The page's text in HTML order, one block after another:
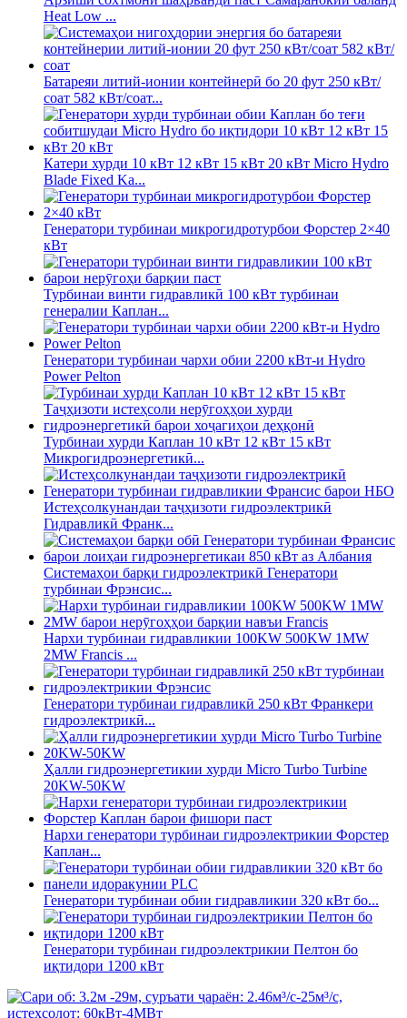
Heat Low ...
Батареяи литий-ионии контейнерӣ бо 20 фут 250 кВт/
соат 582 кВт/соат...
Катери хурди 10 кВт 12 кВт 15 кВт 20 кВт Micro Hydro
Blade Fixed Ka...
Генератори турбинаи микрогидротурбои Форстер 2×40
кВт
Турбинаи винти гидравликӣ 100 кВт турбинаи
генералии Каплан...
Генератори турбинаи чархи обии 2200 кВт-и Hydro
Power Pelton
Турбинаи хурди Каплан 10 кВт 12 кВт 15 кВт
Микрогидроэнергетикӣ...
Истеҳсолкунандаи таҷҳизоти гидроэлектрикӣ
Гидравликӣ Франк...
Системаҳои барқи гидроэлектрикӣ Генератори
турбинаи Фрэнсис...
Нархи турбинаи гидравликии 100KW 500KW 1MW
2MW Francis ...
Генератори турбинаи гидравликӣ 250 кВт Франкери
гидроэлектрикӣ...
Ҳалли гидроэнергетикии хурди Micro Turbo Turbine
20KW-50KW
Нархи генератори турбинаи гидроэлектрикии Форстер
Каплан...
Генератори турбинаи обии гидравликии 320 кВт бо...
Генератори турбинаи гидроэлектрикии Пелтон бо
иқтидори 1200 кВт